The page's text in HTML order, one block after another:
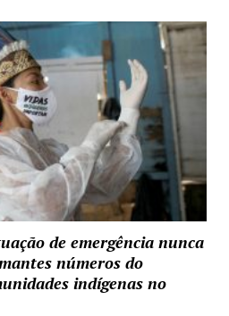
de emergência nunca
números do
indígenas no